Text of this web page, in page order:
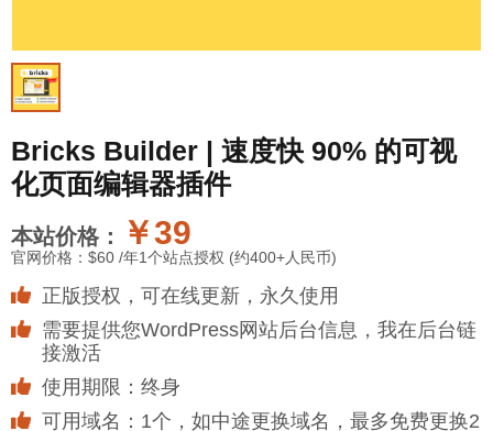
Bricks Builder | 速度快 90% 的可视
化页面编辑器插件
本站价格： ￥39
官网价格： $60 /年1个站点授权 (约400+人民币)
正版授权，可在线更新，永久使用
需要提供您WordPress网站后台信息，我在后台链
接激活
使用期限：终身
可用域名：1个，如中途更换域名，最多免费更换2